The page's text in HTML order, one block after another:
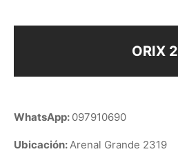
ORIX 2
WhatsApp: 097910690
Ubicación:Arenal Grande 2319